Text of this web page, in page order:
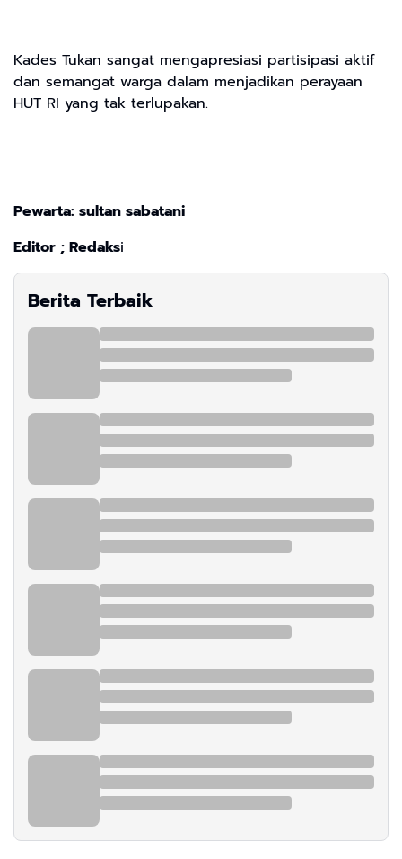
Kades Tukan sangat mengapresiasi partisipasi aktif
dan semangat warga dalam menjadikan perayaan
HUT RI yang tak terlupakan.
Pewarta: sultan sabatani
Editor ; Redaksi
Berita Terbaik